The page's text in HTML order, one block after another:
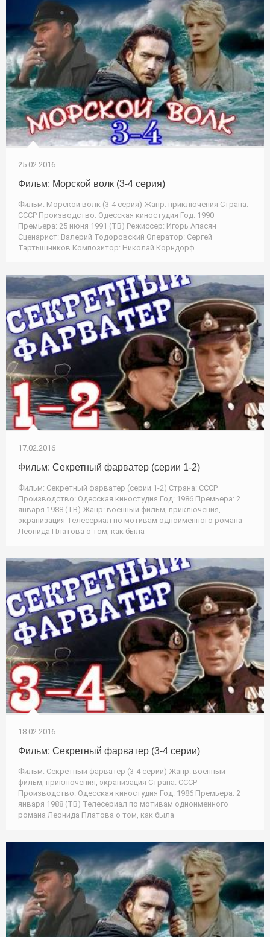
25.02.2016
Фильм: Морской волк (3-4 серия)
Фильм: Морской волк (3-4 серия) Жанр: приключения Страна:
СССР Производство: Одесская киностудия Год: 1990
Премьера: 25 июня 1991 (ТВ) Режиссер: Игорь Апасян
Сценарист: Валерий Тодоровский Оператор: Сергей
Тартышников Композитор: Николай Корндорф
17.02.2016
Фильм: Секретный фарватер (серии 1-2)
Фильм: Секретный фарватер (серии 1-2) Страна: СССР
Производство: Одесская киностудия Год: 1986 Премьера: 2
января 1988 (ТВ) Жанр: военный фильм, приключения,
экранизация Телесериал по мотивам одноименного романа
Леонида Платова о том, как была
18.02.2016
Фильм: Секретный фарватер (3-4 серии)
Фильм: Секретный фарватер (3-4 серии) Жанр: военный
фильм, приключения, экранизация Страна: СССР
Производство: Одесская киностудия Год: 1986 Премьера: 2
января 1988 (ТВ) Телесериал по мотивам одноименного
романа Леонида Платова о том, как была